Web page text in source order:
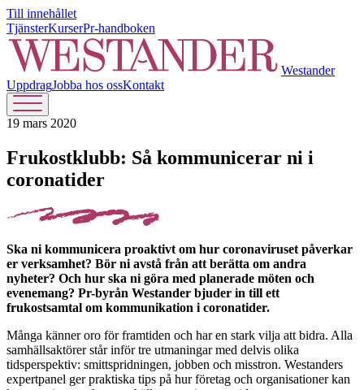
Till innehållet
TjänsterKurserPr-handboken
Westander
UppdragJobba hos ossKontakt
19 mars 2020
Frukostklubb: Så kommunicerar ni i
coronatider
Ska ni kommunicera proaktivt om hur coronaviruset påverkar
er verksamhet? Bör ni avstå från att berätta om andra
nyheter? Och hur ska ni göra med planerade möten och
evenemang? Pr-byrån Westander bjuder in till ett
frukostsamtal om kommunikation i coronatider.
Många känner oro för framtiden och har en stark vilja att bidra. Alla
samhällsaktörer står inför tre utmaningar med delvis olika
tidsperspektiv: smittspridningen, jobben och misstron. Westanders
expertpanel ger praktiska tips på hur företag och organisationer kan